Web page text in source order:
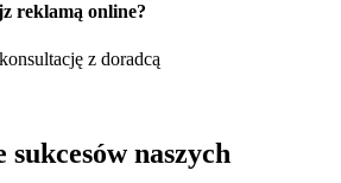
z reklamą online?
z doradcą
naszych